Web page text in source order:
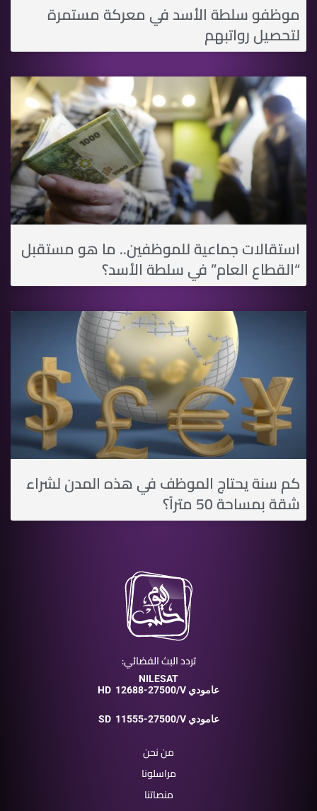
موظفو سلطة اﻷسد في معركة مستمرة
لتحصيل رواتبهم
استقالات جماعية للموظفين.. ما هو مستقبل
“القطاع العام” في سلطة اﻷسد؟
كم سنة يحتاج الموظف في هذه المدن لشراء
شقة بمساحة 50 متراً؟
تردد البث الفضائي:
NILESAT
HD
12688-27500/V عامودي
SD 11555-27500/V عامودي
من نحن
مراسلونا
منصاتنا